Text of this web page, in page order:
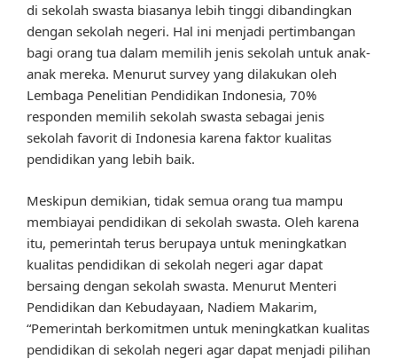
di sekolah swasta biasanya lebih tinggi dibandingkan
dengan sekolah negeri. Hal ini menjadi pertimbangan
bagi orang tua dalam memilih jenis sekolah untuk anak-
anak mereka. Menurut survey yang dilakukan oleh
Lembaga Penelitian Pendidikan Indonesia, 70%
responden memilih sekolah swasta sebagai jenis
sekolah favorit di Indonesia karena faktor kualitas
pendidikan yang lebih baik.
Meskipun demikian, tidak semua orang tua mampu
membiayai pendidikan di sekolah swasta. Oleh karena
itu, pemerintah terus berupaya untuk meningkatkan
kualitas pendidikan di sekolah negeri agar dapat
bersaing dengan sekolah swasta. Menurut Menteri
Pendidikan dan Kebudayaan, Nadiem Makarim,
“Pemerintah berkomitmen untuk meningkatkan kualitas
pendidikan di sekolah negeri agar dapat menjadi pilihan